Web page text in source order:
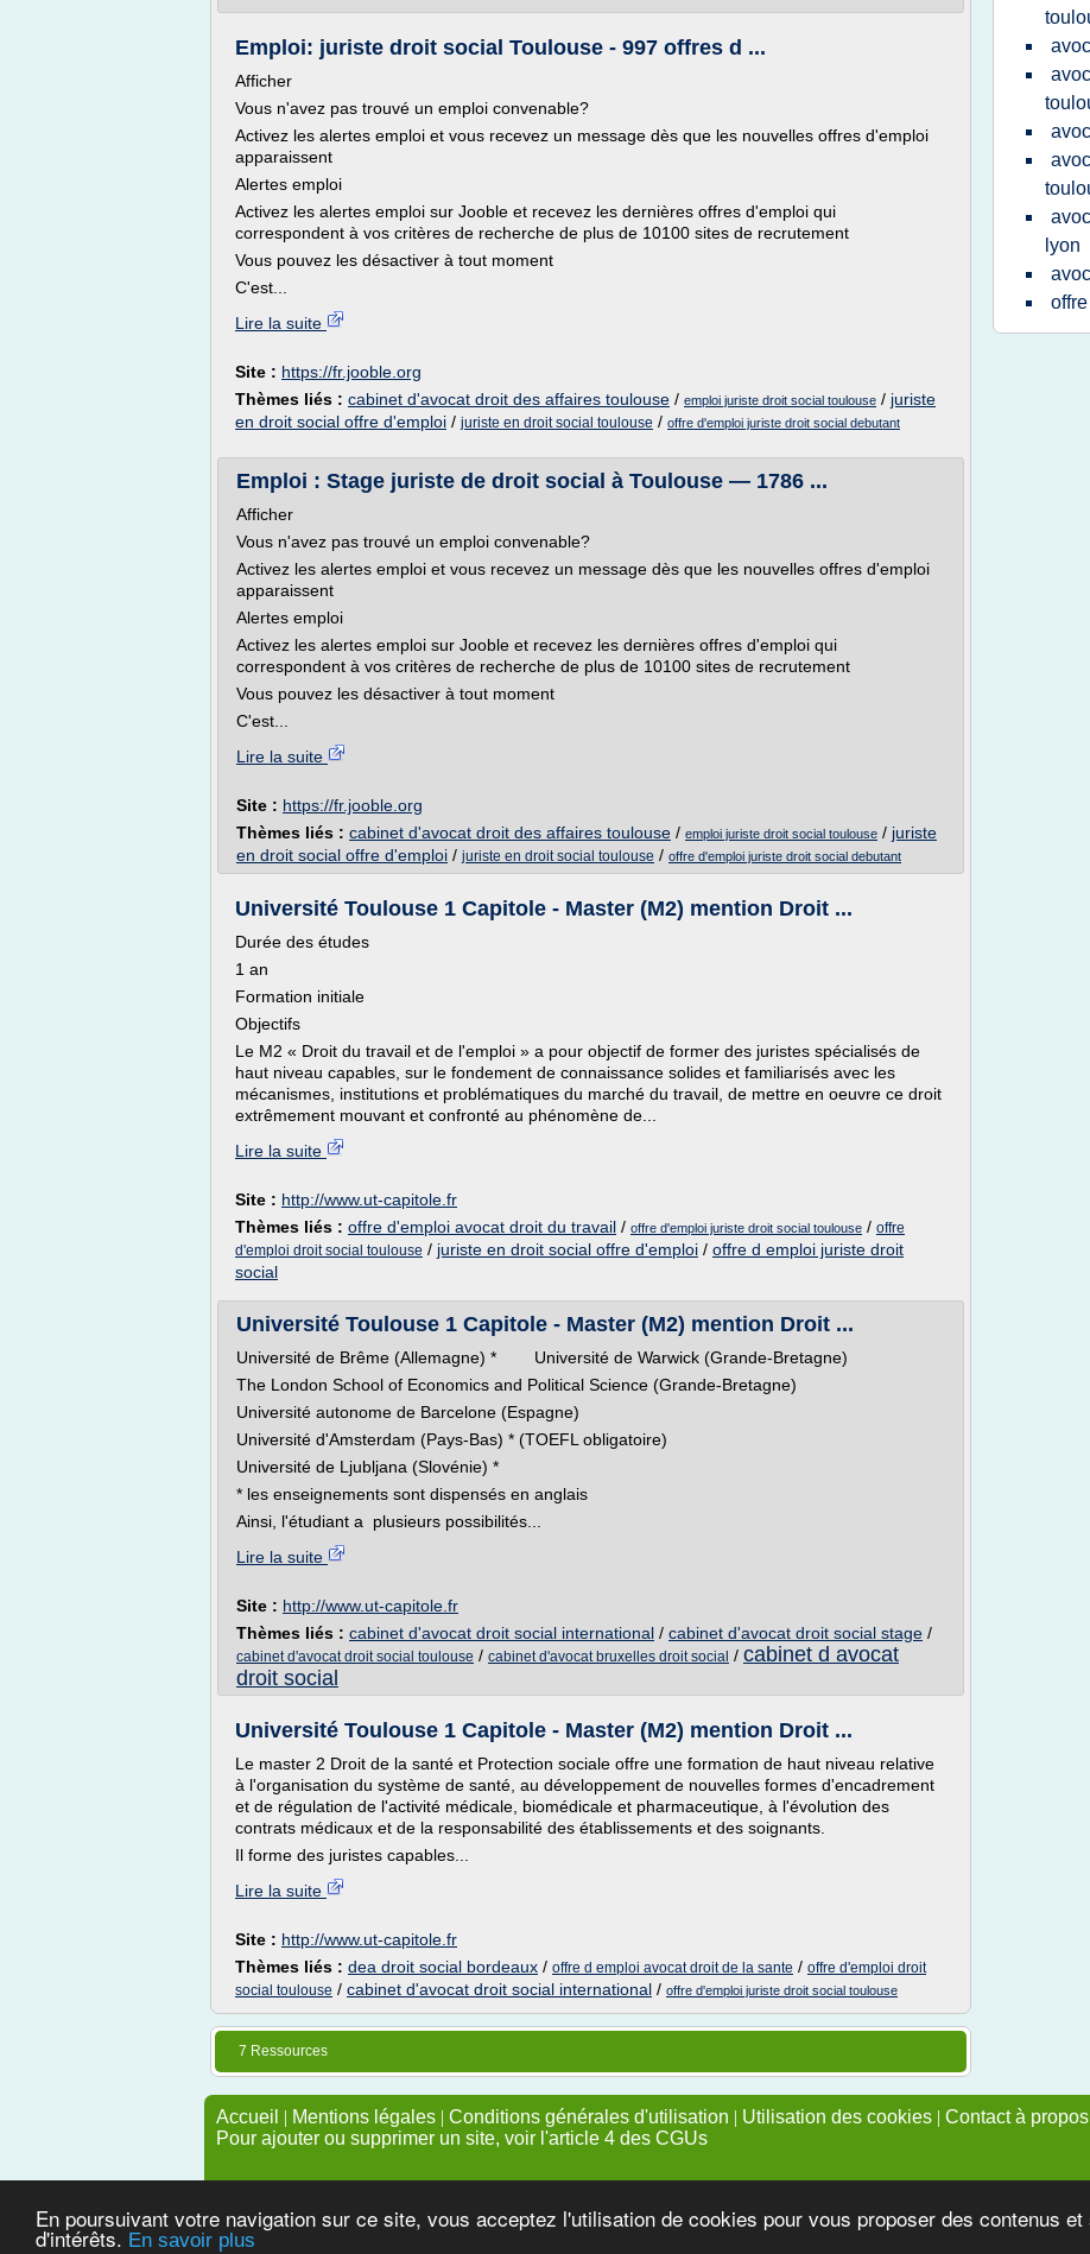
En poursuivant votre navigation sur ce site, vous acceptez l'utilisation de cookies pour vous proposer des contenus
d'intérêts. En savoir plus
Emploi: juriste droit social Toulouse - 997 offres d ...
Afficher
Vous n'avez pas trouvé un emploi convenable?
Activez les alertes emploi et vous recevez un message dès que les nouvelles offres d'emploi
apparaissent
Alertes emploi
Activez les alertes emploi sur Jooble et recevez les dernières offres d'emploi qui
correspondent à vos critères de recherche de plus de 10100 sites de recrutement
Vous pouvez les désactiver à tout moment
C'est...
Lire la suite
Site : https://fr.jooble.org
Thèmes liés : cabinet d'avocat droit des affaires toulouse / emploi juriste droit social toulouse / juriste
en droit social offre d'emploi / juriste en droit social toulouse / offre d'emploi juriste droit social debutant
Emploi : Stage juriste de droit social à Toulouse — 1786 ...
Afficher
Vous n'avez pas trouvé un emploi convenable?
Activez les alertes emploi et vous recevez un message dès que les nouvelles offres d'emploi
apparaissent
Alertes emploi
Activez les alertes emploi sur Jooble et recevez les dernières offres d'emploi qui
correspondent à vos critères de recherche de plus de 10100 sites de recrutement
Vous pouvez les désactiver à tout moment
C'est...
Lire la suite
Site : https://fr.jooble.org
Thèmes liés : cabinet d'avocat droit des affaires toulouse / emploi juriste droit social toulouse / juriste
en droit social offre d'emploi / juriste en droit social toulouse / offre d'emploi juriste droit social debutant
Université Toulouse 1 Capitole - Master (M2) mention Droit ...
Durée des études
1 an
Formation initiale
Objectifs
Le M2 « Droit du travail et de l'emploi » a pour objectif de former des juristes spécialisés de
haut niveau capables, sur le fondement de connaissance solides et familiarisés avec les
mécanismes, institutions et problématiques du marché du travail, de mettre en oeuvre ce droit
extrêmement mouvant et confronté au phénomène de...
Lire la suite
Site : http://www.ut-capitole.fr
Thèmes liés : offre d'emploi avocat droit du travail / offre d'emploi juriste droit social toulouse / offre
d'emploi droit social toulouse / juriste en droit social offre d'emploi / offre d emploi juriste droit
social
Université Toulouse 1 Capitole - Master (M2) mention Droit ...
Université de Brême (Allemagne) * Université de Warwick (Grande-Bretagne)
The London School of Economics and Political Science (Grande-Bretagne)
Université autonome de Barcelone (Espagne)
Université d'Amsterdam (Pays-Bas) * (TOEFL obligatoire)
Université de Ljubljana (Slovénie) *
* les enseignements sont dispensés en anglais
Ainsi, l'étudiant a plusieurs possibilités...
Lire la suite
Site : http://www.ut-capitole.fr
Thèmes liés : cabinet d'avocat droit social international / cabinet d'avocat droit social stage /
cabinet d'avocat droit social toulouse / cabinet d'avocat bruxelles droit social / cabinet d avocat
droit social
Université Toulouse 1 Capitole - Master (M2) mention Droit ...
Le master 2 Droit de la santé et Protection sociale offre une formation de haut niveau relative
à l'organisation du système de santé, au développement de nouvelles formes d'encadrement
et de régulation de l'activité médicale, biomédicale et pharmaceutique, à l'évolution des
contrats médicaux et de la responsabilité des établissements et des soignants.
Il forme des juristes capables...
Lire la suite
Site : http://www.ut-capitole.fr
Thèmes liés : dea droit social bordeaux / offre d emploi avocat droit de la sante / offre d'emploi droit
social toulouse / cabinet d'avocat droit social international / offre d'emploi juriste droit social toulouse
7 Ressources
lyon
Accueil | Mentions légales | Conditions générales d'utilisation | Utilisation des cookies | Contact à
Pour ajouter ou supprimer un site, voir l'article 4 des CGUs